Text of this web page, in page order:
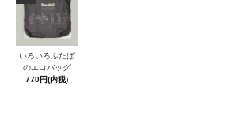
いろいろふたば
のエコバッグ
770円(内税)